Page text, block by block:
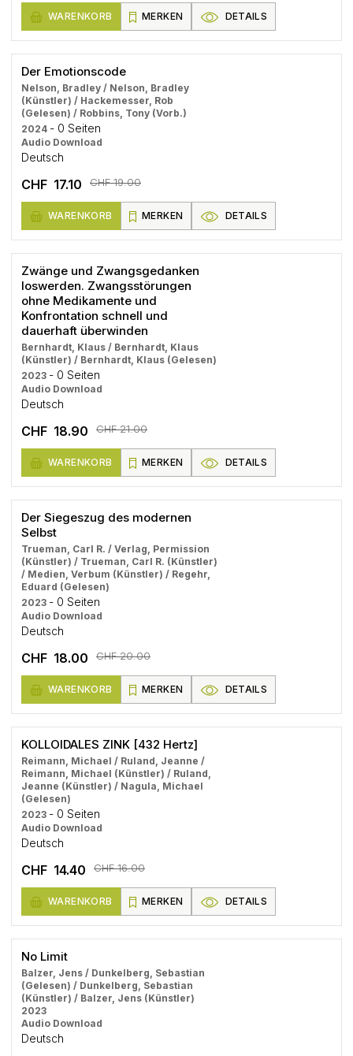
WARENKORB MERKEN DETAILS
Der Emotionscode
Nelson, Bradley / Nelson, Bradley
(Künstler) / Hackemesser, Rob
(Gelesen) / Robbins, Tony (Vorb.)
2024 - 0 Seiten
Audio Download
Deutsch
CHF 17.10 CHF 19.00
WARENKORB MERKEN DETAILS
Zwänge und Zwangsgedanken
loswerden. Zwangsstörungen
ohne Medikamente und
Konfrontation schnell und
dauerhaft überwinden
Bernhardt, Klaus / Bernhardt, Klaus
(Künstler) / Bernhardt, Klaus (Gelesen)
2023 - 0 Seiten
Audio Download
Deutsch
CHF 18.90 CHF 21.00
WARENKORB MERKEN DETAILS
Der Siegeszug des modernen
Selbst
Trueman, Carl R. / Verlag, Permission
(Künstler) / Trueman, Carl R. (Künstler)
/ Medien, Verbum (Künstler) / Regehr,
Eduard (Gelesen)
2023 - 0 Seiten
Audio Download
Deutsch
CHF 18.00 CHF 20.00
WARENKORB MERKEN DETAILS
KOLLOIDALES ZINK [432 Hertz]
Reimann, Michael / Ruland, Jeanne /
Reimann, Michael (Künstler) / Ruland,
Jeanne (Künstler) / Nagula, Michael
(Gelesen)
2023 - 0 Seiten
Audio Download
Deutsch
CHF 14.40 CHF 16.00
WARENKORB MERKEN DETAILS
No Limit
Balzer, Jens / Dunkelberg, Sebastian
(Gelesen) / Dunkelberg, Sebastian
(Künstler) / Balzer, Jens (Künstler)
2023
Audio Download
Deutsch